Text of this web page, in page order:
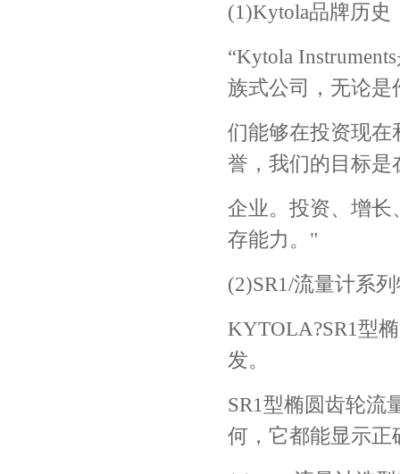
(1)Kytola品牌历史
“Kytola
族式公司，无论是
们能够在投资现在
誉，我们的目标
企业。投资、增长
存能力。"
(2)SR1/流量计系
KYTOLA?SR1型
发。
SR1型椭圆齿轮流
何，它都能显示正